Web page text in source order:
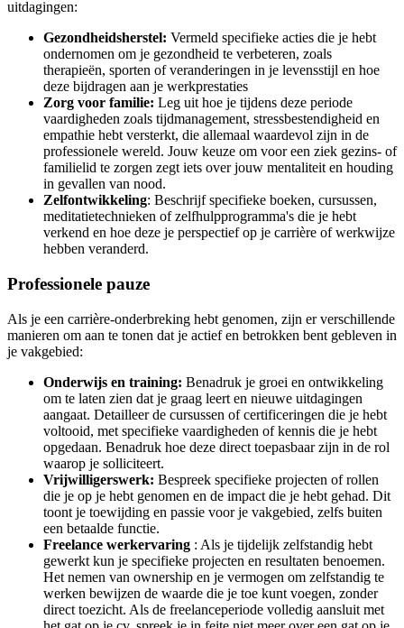
uitdagingen:
Gezondheidsherstel: Vermeld specifieke acties die je hebt
ondernomen om je gezondheid te verbeteren, zoals
therapieën, sporten of veranderingen in je levensstijl en hoe
deze bijdragen aan je werkprestaties
Zorg voor familie: Leg uit hoe je tijdens deze periode
vaardigheden zoals tijdmanagement, stressbestendigheid en
empathie hebt versterkt, die allemaal waardevol zijn in de
professionele wereld. Jouw keuze om voor een ziek gezins- of
familielid te zorgen zegt iets over jouw mentaliteit en houding
in gevallen van nood.
Zelfontwikkeling: Beschrijf specifieke boeken, cursussen,
meditatietechnieken of zelfhulpprogramma's die je hebt
verkend en hoe deze je perspectief op je carrière of werkwijze
hebben veranderd.
Professionele pauze
Als je een carrière-onderbreking hebt genomen, zijn er verschillende
manieren om aan te tonen dat je actief en betrokken bent gebleven in
je vakgebied:
Onderwijs en training: Benadruk je groei en ontwikkeling
om te laten zien dat je graag leert en nieuwe uitdagingen
aangaat. Detailleer de cursussen of certificeringen die je hebt
voltooid, met specifieke vaardigheden of kennis die je hebt
opgedaan. Benadruk hoe deze direct toepasbaar zijn in de rol
waarop je solliciteert.
Vrijwilligerswerk: Bespreek specifieke projecten of rollen
die je op je hebt genomen en de impact die je hebt gehad. Dit
toont je toewijding en passie voor je vakgebied, zelfs buiten
een betaalde functie.
Freelance werkervaring : Als je tijdelijk zelfstandig hebt
gewerkt kun je specifieke projecten en resultaten benoemen.
Het nemen van ownership en je vermogen om zelfstandig te
werken bewijzen de waarde die je toe kunt voegen, zonder
direct toezicht. Als de freelanceperiode volledig aansluit met